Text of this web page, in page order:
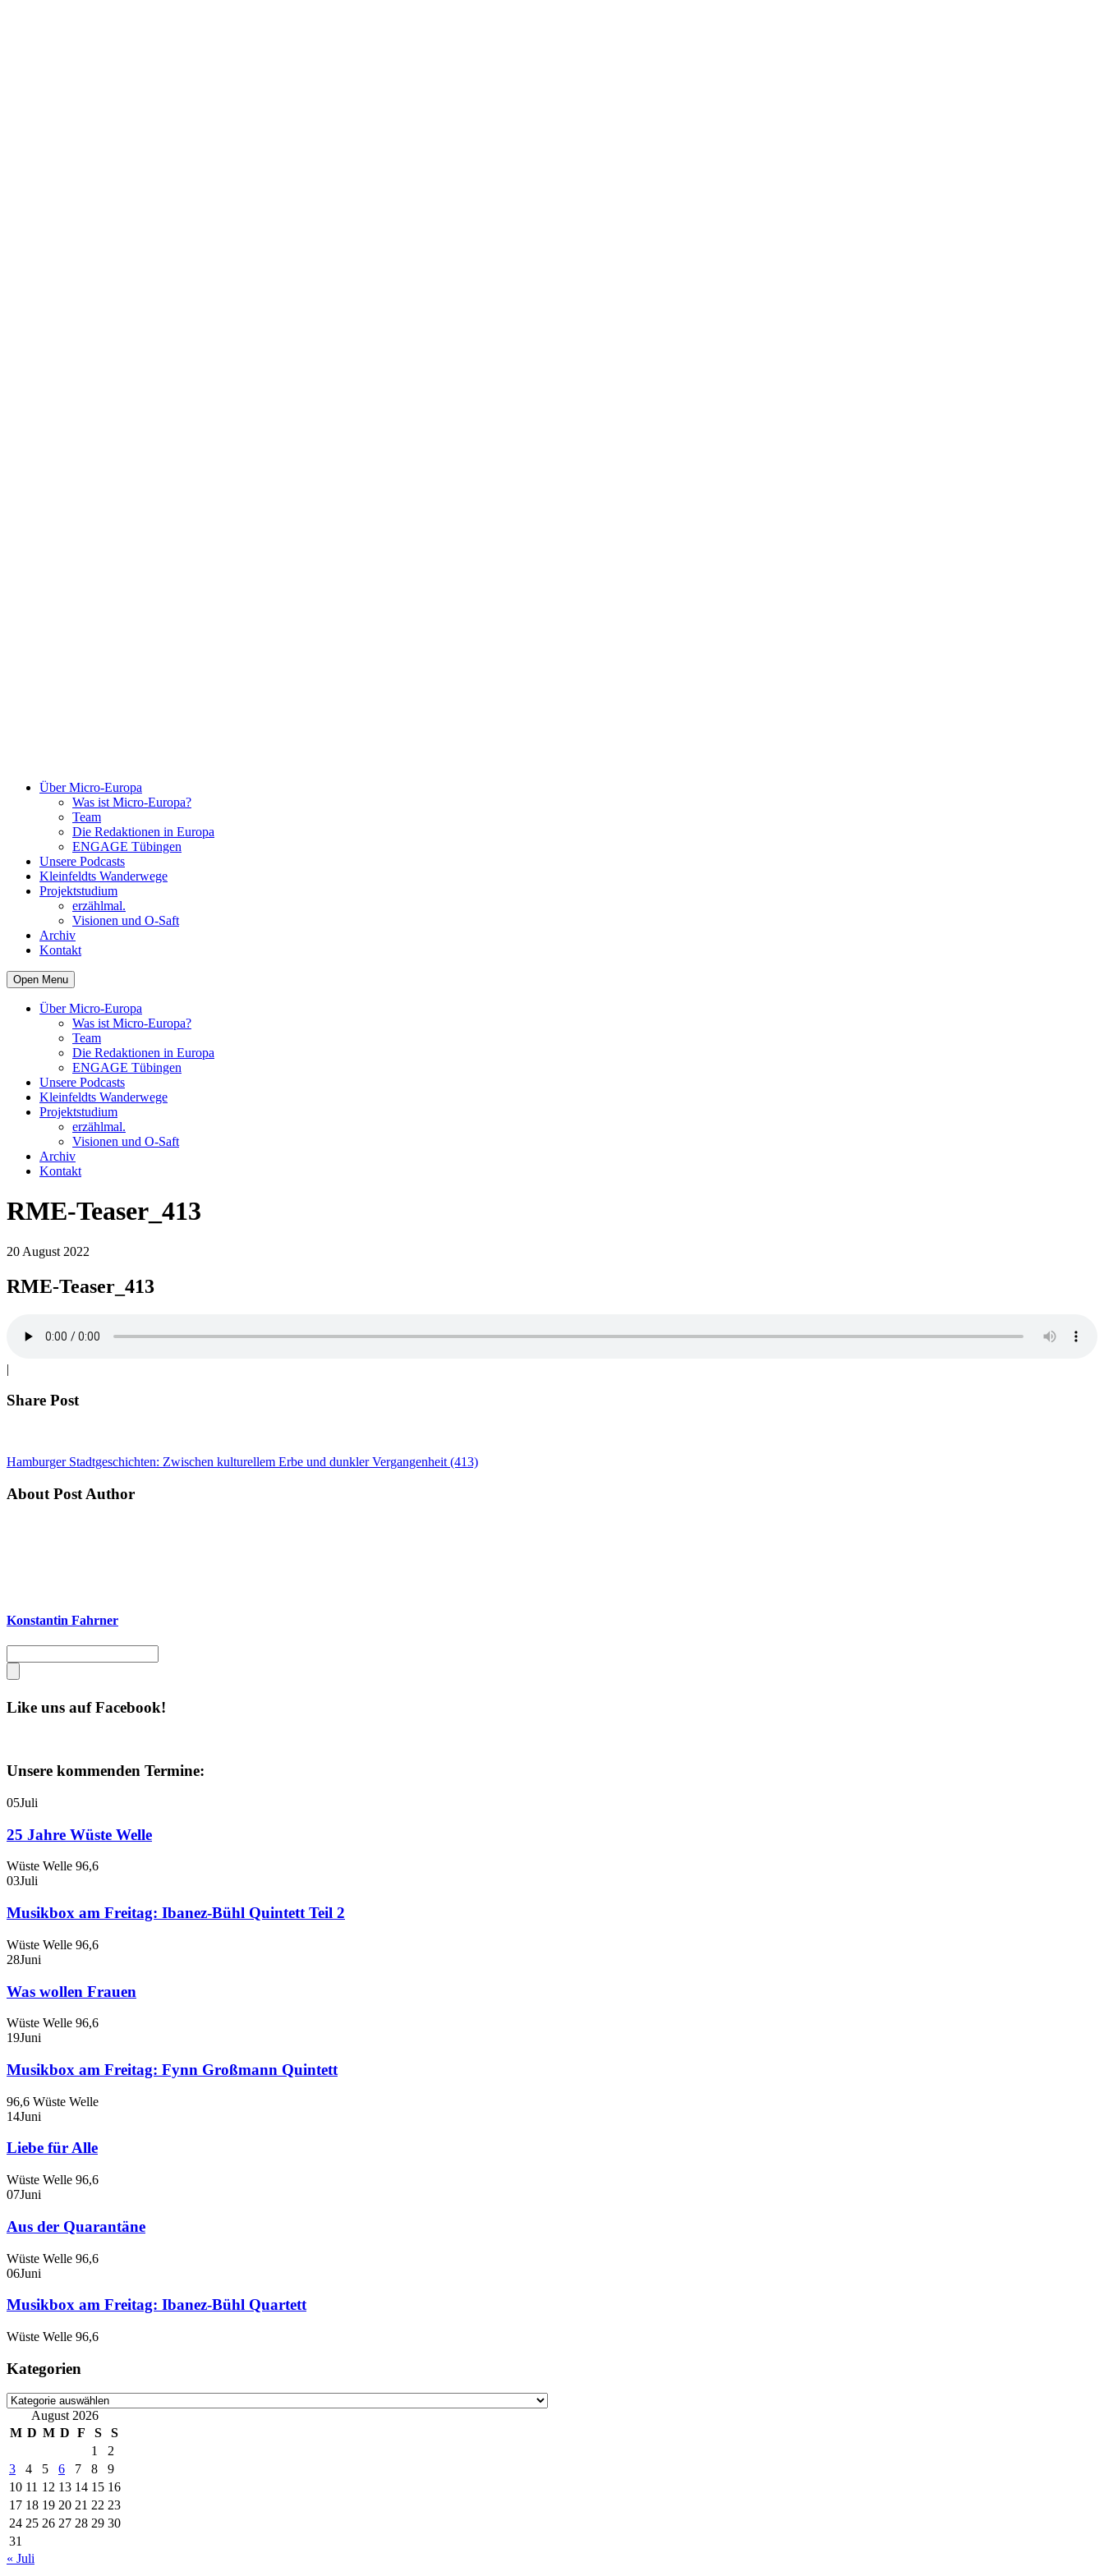
Über Micro-Europa
Was ist Micro-Europa?
Team
Die Redaktionen in Europa
ENGAGE Tübingen
Unsere Podcasts
Kleinfeldts Wanderwege
Projektstudium
erzählmal.
Visionen und O-Saft
Archiv
Kontakt
Open Menu
Über Micro-Europa
Was ist Micro-Europa?
Team
Die Redaktionen in Europa
ENGAGE Tübingen
Unsere Podcasts
Kleinfeldts Wanderwege
Projektstudium
erzählmal.
Visionen und O-Saft
Archiv
Kontakt
RME-Teaser_413
20 August 2022
RME-Teaser_413
|
Share Post
Hamburger Stadtgeschichten: Zwischen kulturellem Erbe und dunkler Vergangenheit (413)
About Post Author
Konstantin Fahrner
Like uns auf Facebook!
Unsere kommenden Termine:
05Juli
25 Jahre Wüste Welle
Wüste Welle 96,6
03Juli
Musikbox am Freitag: Ibanez-Bühl Quintett Teil 2
Wüste Welle 96,6
28Juni
Was wollen Frauen
Wüste Welle 96,6
19Juni
Musikbox am Freitag: Fynn Großmann Quintett
96,6 Wüste Welle
14Juni
Liebe für Alle
Wüste Welle 96,6
07Juni
Aus der Quarantäne
Wüste Welle 96,6
06Juni
Musikbox am Freitag: Ibanez-Bühl Quartett
Wüste Welle 96,6
Kategorien
Kategorien
August 2026
M D M D F S
S
1
2
3
4 5 6 7 8
9
10 11 12 13 14 15 16
17 18 19 20 21 22 23
24 25 26 27 28 29 30
31
« Juli